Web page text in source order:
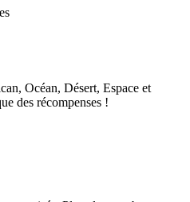
Océan, Désert, Espace et
des récompenses !